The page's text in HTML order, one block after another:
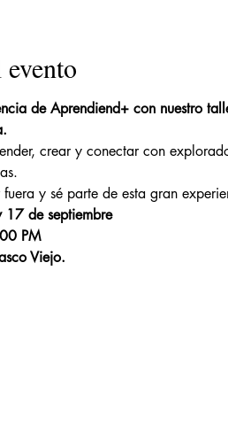
de Aprendiend+ con nuestro
crear y conectar con
fuera y sé parte de esta gran
de septiembre
PM
Viejo.